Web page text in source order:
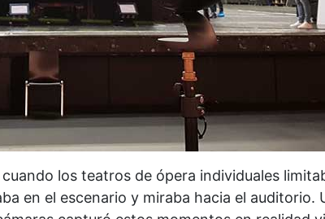
los teatros de ópera individuales
en el escenario y miraba hacia el